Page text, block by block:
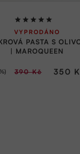
PASTA S
| MAROQUEEN
Průměrné
hodnocení
produktu
je
VYPRODÁNO
350
390 Kč